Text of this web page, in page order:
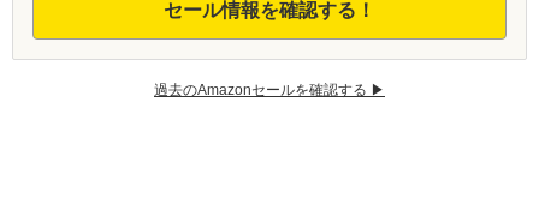
セール情報を確認する！
過去のAmazonセールを確認する ▶︎